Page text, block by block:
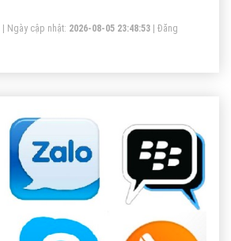
| Ngày cập nhật: 2026-08-05 23:48:53
Đăng